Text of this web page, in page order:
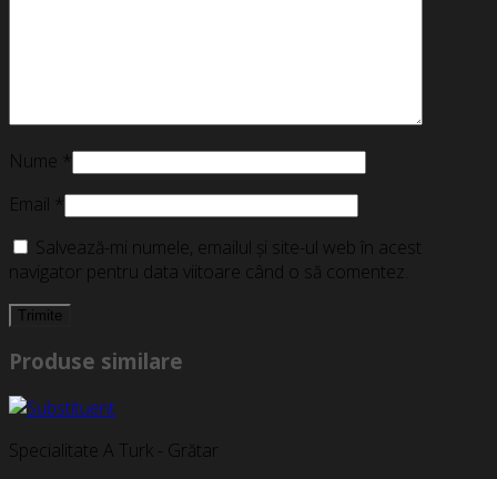
Nume *
Email *
Salvează-mi numele, emailul și site-ul web în acest
navigator pentru data viitoare când o să comentez.
Produse similare
Specialitate A Turk - Grătar